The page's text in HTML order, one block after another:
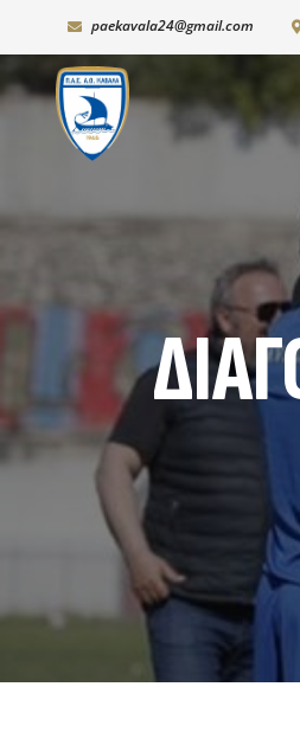
paekavala24@gmail.com